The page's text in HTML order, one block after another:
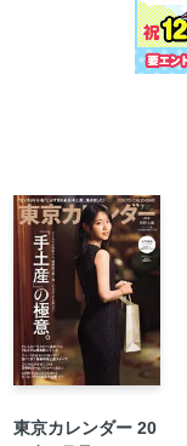
東京カレンダー 20